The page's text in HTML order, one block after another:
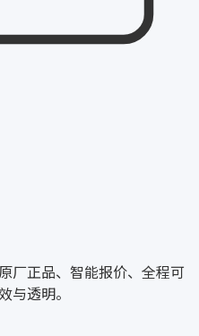
厂正品、智能报价、全程可
与透明。